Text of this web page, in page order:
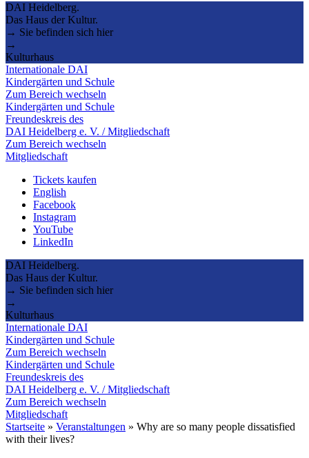
DAI Heidelberg.
Das Haus der Kultur.
→ Sie befinden sich hier
→
Kulturhaus
Internationale DAI
Kindergärten und Schule
Zum Bereich wechseln
Kindergärten und Schule
Freundeskreis des
DAI Heidelberg e. V. / Mitgliedschaft
Zum Bereich wechseln
Mitgliedschaft
Tickets kaufen
English
Facebook
Instagram
YouTube
LinkedIn
DAI Heidelberg.
Das Haus der Kultur.
→ Sie befinden sich hier
→
Kulturhaus
Internationale DAI
Kindergärten und Schule
Zum Bereich wechseln
Kindergärten und Schule
Freundeskreis des
DAI Heidelberg e. V. / Mitgliedschaft
Zum Bereich wechseln
Mitgliedschaft
Startseite » Veranstaltungen » Why are so many people dissatisfied
with their lives?